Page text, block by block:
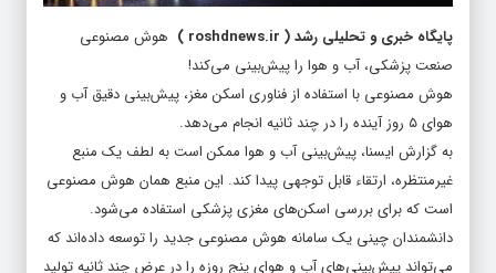
پایگاه خبری و تحلیلی رشد(
roshdnews.ir
) هوش مصنوعی
صنعت پزشکی، آب و هوا را پیش‌بینی می‌کند!
هوش مصنوعی با استفاده از فناوری اسکن مغز، پیش‌بینی دقیق آب و
هوای ۵ روز آینده را در چند ثانیه انجام می‌دهد.
به گزارش ایسنا، پیش‌بینی آب و هوا ممکن است به لطف یک منبع
غیرمنتظره، ارتقاء قابل توجهی پیدا کند. این منبع همان هوش مصنوعی
است که برای بررسی اسکن‌های مغزی پزشکی استفاده می‌شود.
دانشمندان چینی یک سامانه هوش مصنوعی جدید را توسعه داده‌اند که
می‌تواند پیش‌بینی‌های آب و هوای پنج روزه را در عرض چند ثانیه تولید